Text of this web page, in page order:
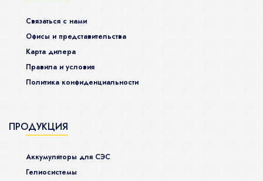
Связаться с нами
Офисы и представительства
Карта дилера
Правила и условия
Политика конфиденциальности
ПРОДУКЦИЯ
Аккумуляторы для СЭС
Гелиосистемы